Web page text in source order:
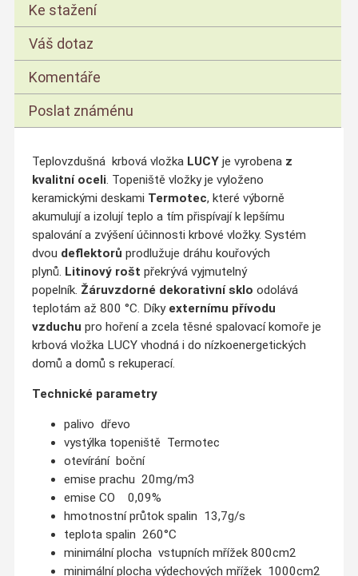
Ke stažení
Váš dotaz
Komentáře
Poslat známénu
Teplovzdušná krbová vložkaLUCYje vyrobena z
kvalitní oceli. Topeniště vložky je vyloženo
keramickými deskami Termotec, které výborně
akumulují a izolují teplo a tím přispívají k lepšímu
spalování a zvýšení účinnosti krbové vložky. Systém
dvou deflektorů prodlužuje dráhu kouřových
plynů. Litinový rošt překrývá vyjmutelný
popelník. Žáruvzdorné dekorativní sklo odolává
teplotám až 800 °C. Díky externímu přívodu
vzduchu pro hoření a zcela těsné spalovací komoře je
krbová vložka LUCY vhodná i do nízkoenergetických
domů a domů s rekuperací.
Technické parametry
palivo dřevo
vystýlka topeniště Termotec
otevírání boční
emise prachu 20mg/m3
emise CO 0,09%
hmotnostní průtok spalin 13,7g/s
teplota spalin 260°C
minimální plocha vstupních mřížek 800cm2
minimální plocha výdechových mřížek 1000cm2